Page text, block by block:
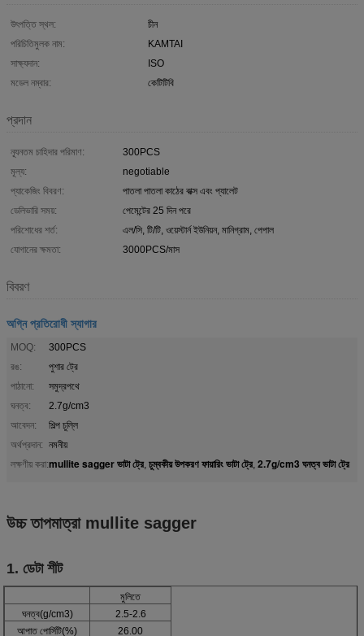
উৎপত্তি স্থল:
চীন
পরিচিতিমুলক নাম:
KAMTAI
সাক্ষ্যদান:
ISO
মডেল নম্বার:
কেটিটিবি
প্রদান
ন্যূনতম চাহিদার পরিমাণ:
300PCS
মূল্য:
negotiable
প্যাকেজিং বিবরণ:
পাতলা পাতলা কাঠের বাক্স এবং প্যালেট
ডেলিভারি সময়:
পেমেন্টের 25 দিন পরে
পরিশোধের শর্ত:
এল/সি, টি/টি, ওয়েস্টার্ন ইউনিয়ন, মানিগ্রাম, পেপাল
যোগানের ক্ষমতা:
3000PCS/মাস
বিবরণ
অগ্নি প্রতিরোধী স্যাগার
MOQ:
300PCS
রঙ:
পুশার ট্রে
পাঠানো:
সমুদ্রপথে
ঘনত্ব:
2.7g/cm3
আবেদন:
শিল্প চুল্লি
অর্থপ্রদান: নমনীয়
লক্ষণীয় করা:mullite sagger ভাটা ট্রে, চুম্বকীয় উপকরণ ফায়ারিং ভাটা ট্রে, 2.7g/cm3 ঘনত্ব ভাটা ট্রে
উচ্চ তাপমাত্রা mullite sagger
1. ডেটা শীট
মুলিতে
ঘনত্ব(g/cm3)
2.5-2.6
আপাত পোর্সিটি(%)
26.00